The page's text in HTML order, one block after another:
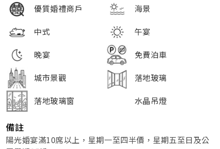
優質婚禮商戶
海景
中式
午宴
晚宴
免費泊車
城市景觀
落地玻璃
落地玻璃窗
水晶吊燈
備註
陽光婚宴滿10席以上，星期一至四半價，星期五至日及公